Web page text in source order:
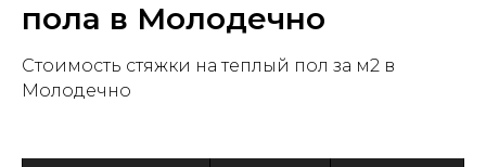
пола в Молодечно
Стоимость стяжки на теплый пол за м2 в
Молодечно